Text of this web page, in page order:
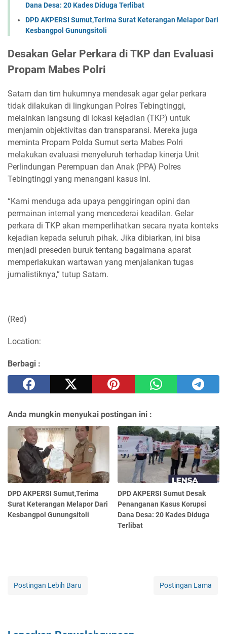
Dana Desa: 20 Kades Diduga Terlibat
DPD AKPERSI Sumut,Terima Surat Keterangan Melapor Dari
Kesbangpol Gunungsitoli
Desakan Gelar Perkara di TKP dan Evaluasi
Propam Mabes Polri
Satam dan tim hukumnya mendesak agar gelar perkara
tidak dilakukan di lingkungan Polres Tebingtinggi,
melainkan langsung di lokasi kejadian (TKP) untuk
menjamin objektivitas dan transparansi. Mereka juga
meminta Propam Polda Sumut serta Mabes Polri
melakukan evaluasi menyeluruh terhadap kinerja Unit
Perlindungan Perempuan dan Anak (PPA) Polres
Tebingtinggi yang menangani kasus ini.
“Kami menduga ada upaya penggiringan opini dan
permainan internal yang mencederai keadilan. Gelar
perkara di TKP akan memperlihatkan secara nyata konteks
kejadian kepada seluruh pihak. Jika dibiarkan, ini bisa
menjadi preseden buruk tentang bagaimana aparat
memperlakukan wartawan yang menjalankan tugas
jurnalistiknya,” tutup Satam.
(Red)
Location:
Berbagi :
Anda mungkin menyukai postingan ini :
DPD AKPERSI Sumut,Terima
Surat Keterangan Melapor Dari
Kesbangpol Gunungsitoli
DPD AKPERSI Sumut Desak
Penanganan Kasus Korupsi
Dana Desa: 20 Kades Diduga
Terlibat
Postingan Lebih Baru Postingan Lama